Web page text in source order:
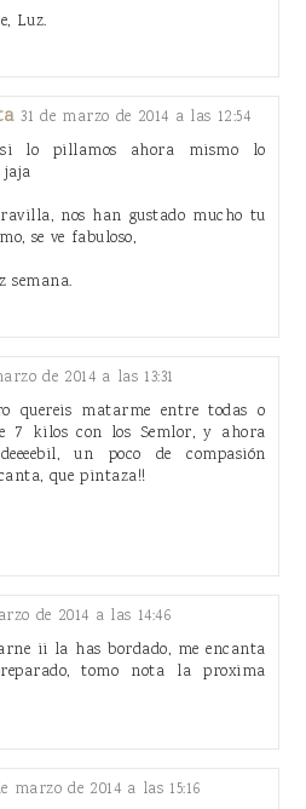
Luz.
31 de marzo de 2014 a las 12:54
lo pillamos ahora mismo lo
nos han gustado mucho tu
se ve fabuloso,
semana.
de 2014 a las 13:31
quereis matarme entre todas o
7 kilos con los Semlor, y ahora
un poco de compasión
que pintaza!!
de 2014 a las 14:46
ii la has bordado, me encanta
tomo nota la proxima
marzo de 2014 a las 15:16